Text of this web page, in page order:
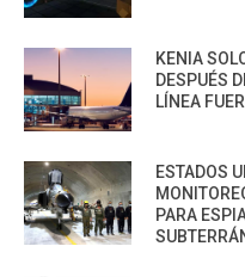
KENIA
DESPUÉS
LÍNEA
ESTADOS
PARA